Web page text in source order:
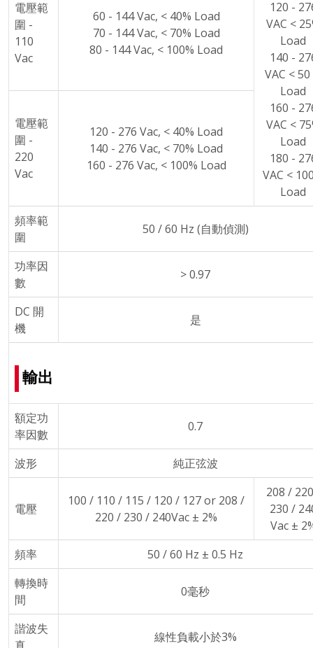
電壓範
圍 -
110
Vac
60 - 144 Vac, < 40% Load
70 - 144 Vac, < 70% Load
80 - 144 Vac, < 100% Load
120 -
VAC <
Load
140 -
VAC < 50
Load
160 -
VAC <
Load
180 -
VAC <
Load
電壓範
圍 -
220
Vac
120 - 276 Vac, < 40% Load
140 - 276 Vac, < 70% Load
160 - 276 Vac, < 100% Load
頻率範
圍
50 / 60 Hz (自動偵測)
功率因
數
> 0.97
DC 開
機
是
輸出
額定功
率因數
0.7
波形 純正弦波
電壓
100 / 110 / 115 / 120 / 127 or 208 /
220 / 230 / 240Vac ± 2%
208 /
230 /
Vac ±
頻率
50 / 60 Hz ± 0.5 Hz
轉換時
間
0毫秒
諧波失
線性負載小於3%